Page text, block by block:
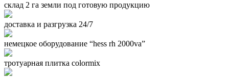
склад 2 га земли под готовую продукцию
доставка и разгрузка 24/7
немецкое оборудование “hess rh 2000va”
тротуарная плитка colormix